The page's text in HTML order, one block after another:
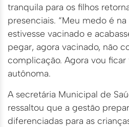
tranquila para os filhos
presenciais. “Meu medo é
estivesse vacinado e
pegar, agora vacinado, não
complicação. Agora vou ficar
autônoma.
A secretária Municipal de
ressaltou que a gestão
diferenciadas para as